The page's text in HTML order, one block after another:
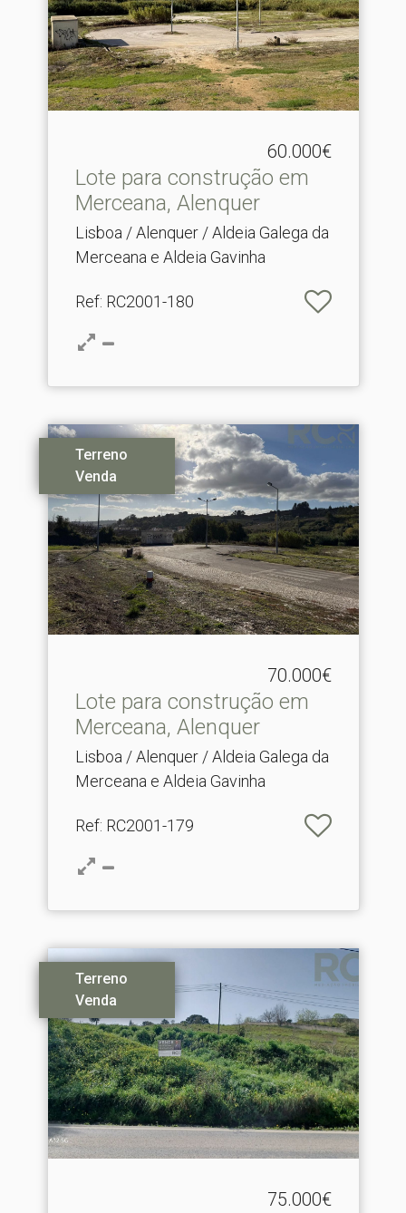
60.000€
Lote para construção em
Merceana, Alenquer
Lisboa / Alenquer / Aldeia Galega da
Merceana e Aldeia Gavinha
Ref: RC2001-180
Terreno
Venda
70.000€
Lote para construção em
Merceana, Alenquer
Lisboa / Alenquer / Aldeia Galega da
Merceana e Aldeia Gavinha
Ref: RC2001-179
Terreno
Venda
75.000€